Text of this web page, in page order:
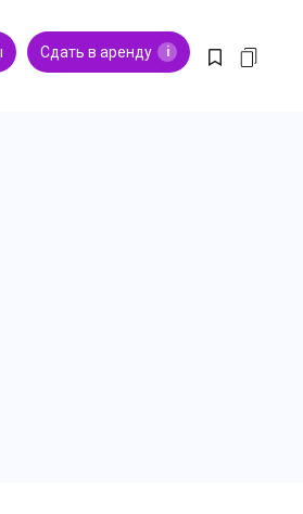
Сдать в аренду i